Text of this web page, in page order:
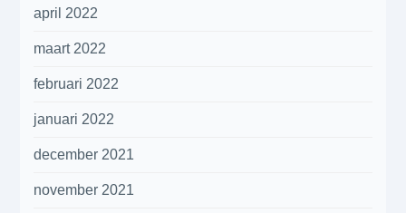
april 2022
maart 2022
februari 2022
januari 2022
december 2021
november 2021